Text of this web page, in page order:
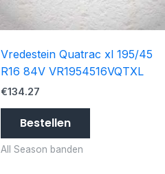
Vredestein Quatrac xl 195/45
R16 84V VR1954516VQTXL
€134.27
Bestellen
All Season banden